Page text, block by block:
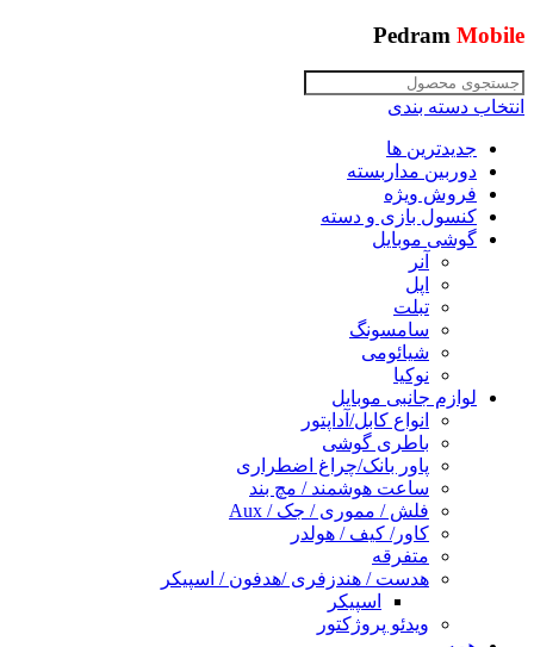
Pedram Mobile
انتخاب دسته بندی
جدیدترین ها
دوربین مداربسته
فروش ویژه
کنسول بازی و دسته
گوشی موبایل
آنر
اپل
تبلت
سامسونگ
شیائومی
نوکیا
لوازم جانبی موبایل
انواع کابل/آداپتور
باطری گوشی
پاور بانک/چراغ اضطراری
ساعت هوشمند / مچ بند
فلش / مموری / جک / Aux
کاور/ کیف / هولدر
متفرقه
هدست / هندزفری /هدفون / اسپیکر
اسپیکر
ویدئو پروژکتور